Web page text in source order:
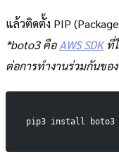
แล้วติดตั้ง PIP
*boto3 คือAWS SDKที่ใ
ต่อการทำงานร่วมกันขอ
pip3 install boto3